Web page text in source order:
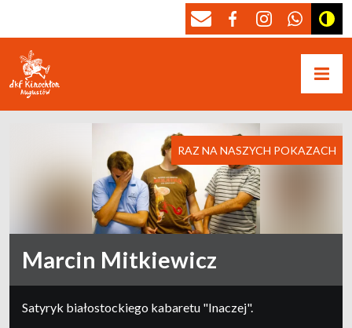
Marcin Mitkiewicz
RAZ NA NASZYCH POKAZACH
Satyryk białostockiego kabaretu "Inaczej".